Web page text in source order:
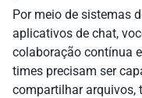
Por meio de sistemas
aplicativos de chat,
colaboração contínua
times precisam ser
compartilhar arquivos,